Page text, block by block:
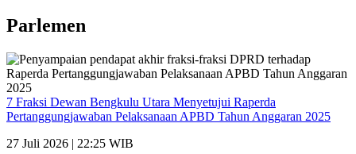
Parlemen
7 Fraksi Dewan Bengkulu Utara Menyetujui Raperda
Pertanggungjawaban Pelaksanaan APBD Tahun Anggaran 2025
27 Juli 2026 | 22:25 WIB